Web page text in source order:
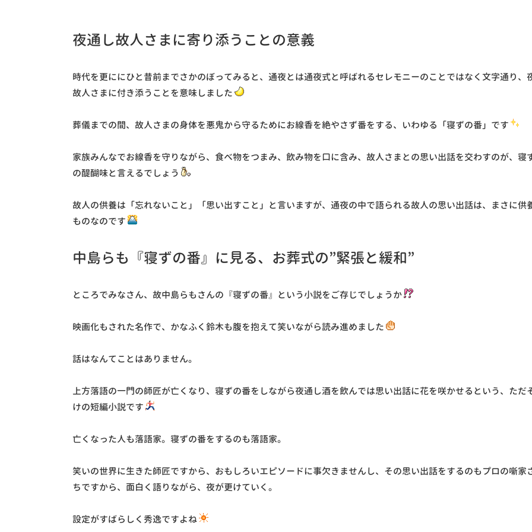
夜通し故人さまに寄り添うことの意義
時代を更ににひと昔前までさかのぼってみると、通夜とは通夜式と呼ばれるセレモニーのことではなく文字通り、
故人さまに付き添うことを意味しました
葬儀までの間、故人さまの身体を悪鬼から守るためにお線香を絶やさず番をする、いわゆる「寝ずの番」です
家族みんなでお線香を守りながら、食べ物をつまみ、飲み物を口に含み、故人さまとの思い出話を交わすのが、寝
の醍醐味と言えるでしょう
故人の供養は「忘れないこと」「思い出すこと」と言いますが、通夜の中で語られる故人の思い出話は、まさに供
ものなのです
中島らも『寝ずの番』に見る、お葬式の”緊張と緩和”
ところでみなさん、故中島らもさんの『寝ずの番』という小説をご存じでしょうか
映画化もされた名作で、かなふく鈴木も腹を抱えて笑いながら読み進めました
話はなんてことはありません。
上方落語の一門の師匠が亡くなり、寝ずの番をしながら夜通し酒を飲んでは思い出話に花を咲かせるという、ただ
けの短編小説です
亡くなった人も落語家。寝ずの番をするのも落語家。
笑いの世界に生きた師匠ですから、おもしろいエピソードに事欠きませんし、その思い出話をするのもプロの噺家
ちですから、面白く語りながら、夜が更けていく。
設定がすばらしく秀逸ですよね